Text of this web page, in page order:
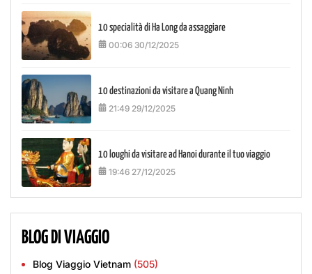
10 specialità di Ha Long da assaggiare
00:06 30/12/2025
10 destinazioni da visitare a Quang Ninh
21:49 29/12/2025
10 loughi da visitare ad Hanoi durante il tuo viaggio
19:46 27/12/2025
BLOG DI VIAGGIO
Blog Viaggio Vietnam (505)